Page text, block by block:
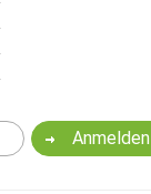
Anmelden